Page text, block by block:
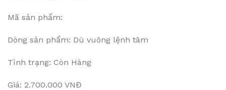
Mã sản phẩm:
Dòng sản phẩm: Dù vuông lệnh tâm
Tình trạng: Còn Hàng
Giá: 2.700.000 VNĐ